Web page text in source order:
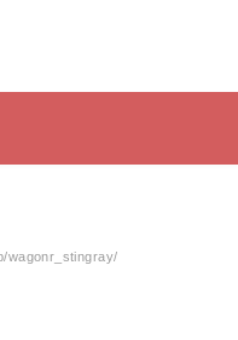
wagonr_stingray/